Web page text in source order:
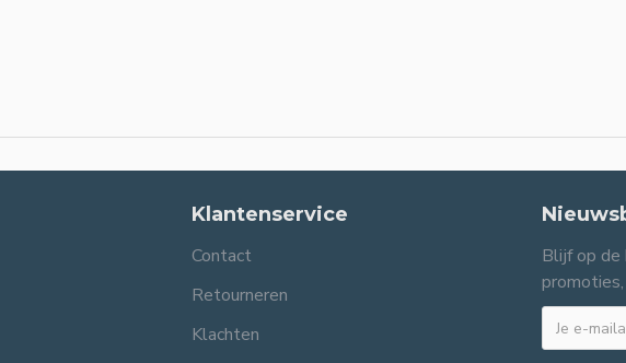
Klantenservice
Contact
Retourneren
Klachten
Blijf op de
promoties,